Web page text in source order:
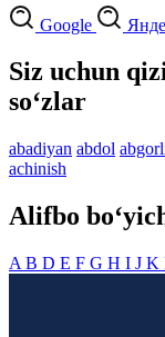
Google
Siz uchun
so‘zlar
abadiyan abdol
achinish
Alifbo
A B D E F G H I J K